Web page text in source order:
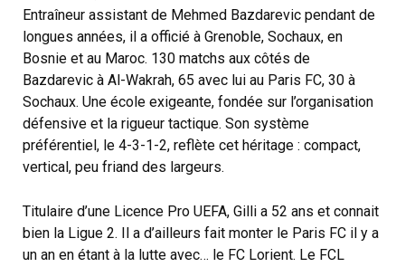
Entraîneur assistant de Mehmed Bazdarevic pendant de
longues années, il a officié à Grenoble, Sochaux, en
Bosnie et au Maroc. 130 matchs aux côtés de
Bazdarevic à Al-Wakrah, 65 avec lui au Paris FC, 30 à
Sochaux. Une école exigeante, fondée sur l’organisation
défensive et la rigueur tactique. Son système
préférentiel, le 4-3-1-2, reflète cet héritage : compact,
vertical, peu friand des largeurs.
Titulaire d’une Licence Pro UEFA, Gilli a 52 ans et connait
bien la Ligue 2. Il a d’ailleurs fait monter le Paris FC il y a
un an en étant à la lutte avec… le FC Lorient. Le FCL